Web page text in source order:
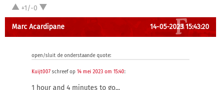
+1/-0
Marc Acardipane 14-05-2023 15:43:20
open/sluit de onderstaande quote:
Kuijt007schreef op 14 mei 2023 om 15:40:
1 hour and 4 minutes to go...